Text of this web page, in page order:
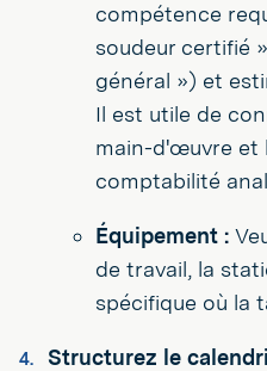
compétence
soudeur certifié
général ») et
Il est utile de
main-d'œuvre et
comptabilité
Équipement :
de travail, la
spécifique où la
Structurez le